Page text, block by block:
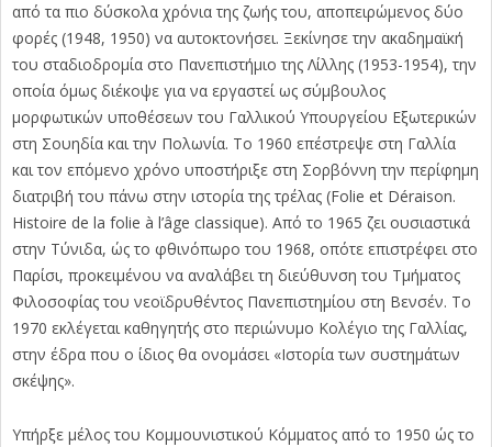
από τα πιο δύσκολα χρόνια της ζωής του, αποπειρώμενος δύο
φορές (1948, 1950) να αυτοκτονήσει. Ξεκίνησε την ακαδημαϊκή
του σταδιοδρομία στο Πανεπιστήμιο της Λίλλης (1953-1954), την
οποία όμως διέκοψε για να εργαστεί ως σύμβουλος
μορφωτικών υποθέσεων του Γαλλικού Υπουργείου Εξωτερικών
στη Σουηδία και την Πολωνία. Το 1960 επέστρεψε στη Γαλλία
και τον επόμενο χρόνο υποστήριξε στη Σορβόννη την περίφημη
διατριβή του πάνω στην ιστορία της τρέλας (Folie et Déraison.
Histoire de la folie à l’âge classique). Από το 1965 ζει ουσιαστικά
στην Τύνιδα, ώς το φθινόπωρο του 1968, οπότε επιστρέφει στο
Παρίσι, προκειμένου να αναλάβει τη διεύθυνση του Τμήματος
Φιλοσοφίας του νεοϊδρυθέντος Πανεπιστημίου στη Βενσέν. Το
1970 εκλέγεται καθηγητής στο περιώνυμο Κολέγιο της Γαλλίας,
στην έδρα που ο ίδιος θα ονομάσει «Ιστορία των συστημάτων
σκέψης».
Υπήρξε μέλος του Κομμουνιστικού Κόμματος από το 1950 ώς το